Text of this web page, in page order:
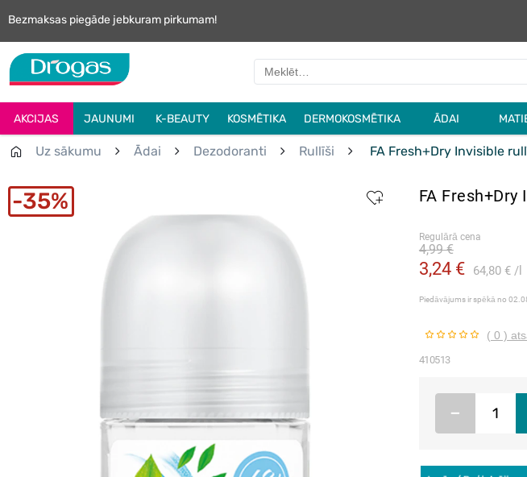
Bezmaksas piegāde jebkuram pirkumam!
AKCIJAS JAUNUMI K-BEAUTY KOSMĒTIKA DERMOKOSMĒTIKA ĀDAI
Uz sākumu Ādai Dezodoranti Rullīši FA Fresh+Dry Invisible
35% FA
Regulārā cena
3,24 € 64,80 € l
4,99 €
Piedāvājums ir spēkā no
( 0 )
410513
–